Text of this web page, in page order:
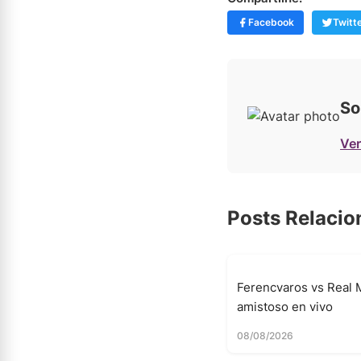
Facebook
Posts
Ferencvaros vs Real
amistoso en vivo
08/08/2026